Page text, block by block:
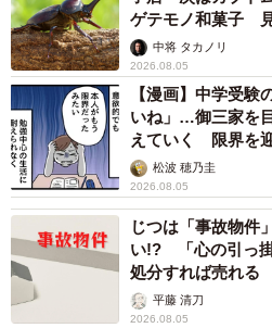
ゲテモノ和菓子
らいリアル」
中将 タカノリ
2026.08.05
【漫画】中学受験
いね」…御三家を
えていく 限界を
松波 穂乃圭
2026.08.05
じつは「事故物件
い!? 「心の引っ
処分すれば売れる
平藤 清刀
2026.08.05